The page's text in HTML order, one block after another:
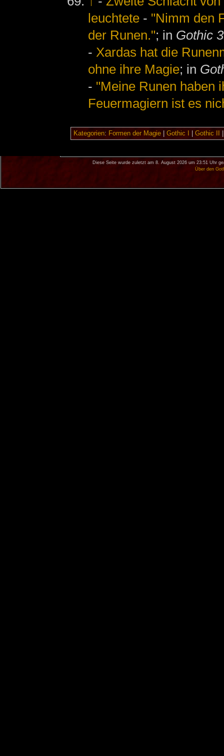
leuchtete - "Nimm den
der Runen."; in Gothic
- Xardas hat die
ohne ihre Magie; in
- "Meine Runen haben
Feuermagiern ist es
Kategorien: Formen der Magie| Gothic I Gothic II
Diese Seite wurde zuletzt am 8. August 2026 um 23:51 Uhr
Über den